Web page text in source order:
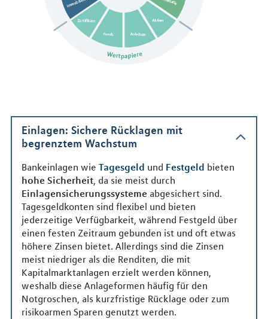
Einlagen: Sichere Rücklagen mit
begrenztem Wachstum
Bankeinlagen wie Tagesgeld und Festgeld bieten
hohe Sicherheit, da sie meist durch
Einlagensicherungssysteme abgesichert sind.
Tagesgeldkonten sind flexibel und bieten
jederzeitige Verfügbarkeit, während Festgeld über
einen festen Zeitraum gebunden ist und oft etwas
höhere Zinsen bietet. Allerdings sind die Zinsen
meist niedriger als die Renditen, die mit
Kapitalmarktanlagen erzielt werden können,
weshalb diese Anlageformen häufig für den
Notgroschen, als kurzfristige Rücklage oder zum
risikoarmen Sparen genutzt werden.